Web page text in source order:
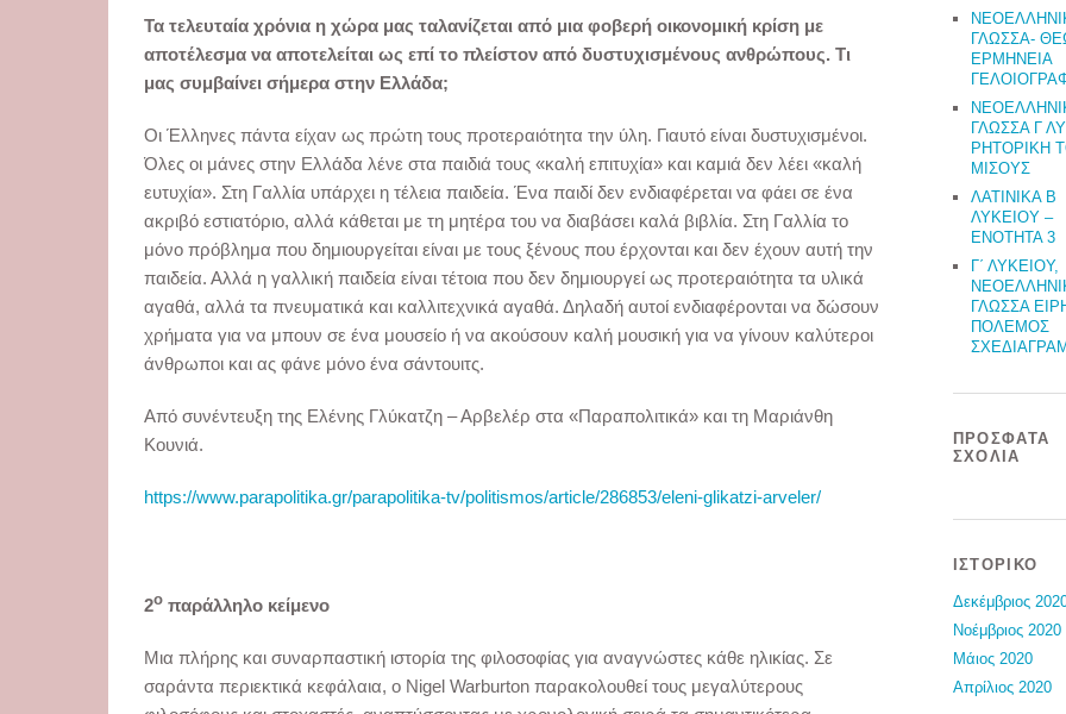
Τα τελευταία χρόνια η χώρα μας ταλανίζεται από μια φοβερή οικονομική κρίση με
αποτέλεσμα να αποτελείται ως επί το πλείστον από δυστυχισμένους ανθρώπους. Τι
μας συμβαίνει σήμερα στην Ελλάδα;
Οι Έλληνες πάντα είχαν ως πρώτη τους προτεραιότητα την ύλη. Γιαυτό είναι δυστυχισμένοι.
Όλες οι μάνες στην Ελλάδα λένε στα παιδιά τους «καλή επιτυχία» και καμιά δεν λέει «καλή
ευτυχία». Στη Γαλλία υπάρχει η τέλεια παιδεία. Ένα παιδί δεν ενδιαφέρεται να φάει σε ένα
ακριβό εστιατόριο, αλλά κάθεται με τη μητέρα του να διαβάσει καλά βιβλία. Στη Γαλλία το
μόνο πρόβλημα που δημιουργείται είναι με τους ξένους που έρχονται και δεν έχουν αυτή την
παιδεία. Αλλά η γαλλική παιδεία είναι τέτοια που δεν δημιουργεί ως προτεραιότητα τα υλικά
αγαθά, αλλά τα πνευματικά και καλλιτεχνικά αγαθά. Δηλαδή αυτοί ενδιαφέρονται να δώσουν
χρήματα για να μπουν σε ένα μουσείο ή να ακούσουν καλή μουσική για να γίνουν καλύτεροι
άνθρωποι και ας φάνε μόνο ένα σάντουιτς.
Από συνέντευξη της Ελένης Γλύκατζη – Αρβελέρ στα «Παραπολιτικά» και τη Μαριάνθη
Κουνιά.
https://www.parapolitika.gr/parapolitika-tv/politismos/article/286853/eleni-glikatzi-arveler/
2ο παράλληλο κείμενο
Μια πλήρης και συναρπαστική ιστορία της φιλοσοφίας για αναγνώστες κάθε ηλικίας. Σε
σαράντα περιεκτικά κεφάλαια, ο Nigel Warburton παρακολουθεί τους μεγαλύτερους
ΓΛΩΣΣΑ-
ΕΡΜΗΝΕΙΑ
ΓΛΩΣΣΑ Γ
ΡΗΤΟΡΙΚΗ
ΜΙΣΟΥΣ
ΛΑΤΙΝΙΚΑ Β
ΛΥΚΕΙΟΥ –
ΕΝΟΤΗΤΑ 3
Γ΄ ΛΥΚΕΙΟΥ,
ΓΛΩΣΣΑ
ΠΟΛΕΜΟΣ
ΠΡΌΣΦΑΤΑ
ΣΧΌΛΙΑ
ΙΣΤΟΡΙΚΌ
Δεκέμβριος
Νοέμβριος 2020
Μάιος 2020
Απρίλιος 2020